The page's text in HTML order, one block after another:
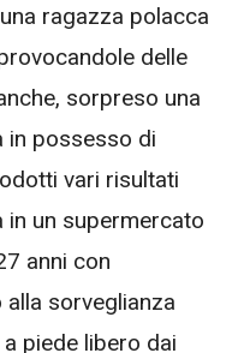
ragazza polacca
delle
sorpreso una
in possesso di
vari risultati
in un supermercato
anni con
sorveglianza
piede libero dai